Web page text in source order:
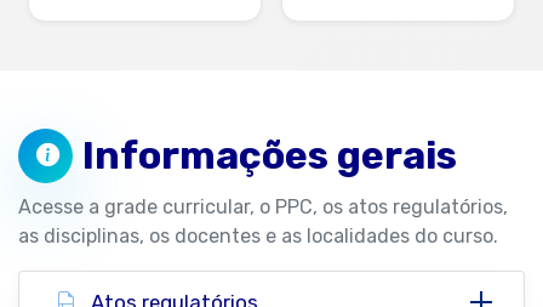
Informações gerais
Acesse a grade curricular, o PPC, os atos regulatórios,
as disciplinas, os docentes e as localidades do curso.
Atos regulatórios